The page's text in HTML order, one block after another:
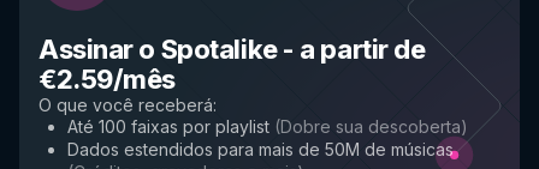
Assinar o Spotalike- a partir de
€2.59/mês
O que você receberá:
Até 100 faixas por playlist (Dobre sua descoberta)
Dados estendidos para mais de 50M de músicas